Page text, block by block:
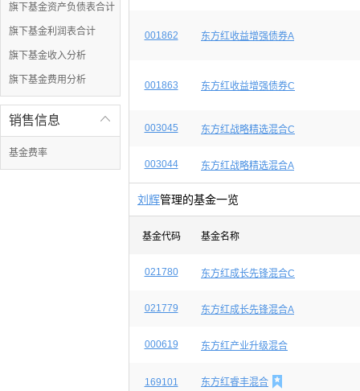
旗下基金资产负债表合计
旗下基金利润表合计
旗下基金收入分析
旗下基金费用分析

销售信息
基金费率
001862 东方红收益增强债券A
001863 东方红收益增强债券C
003045 东方红战略精选混合C
003044 东方红战略精选混合A
刘辉管理的基金一览
基金代码 基金名称
021780 东方红成长先锋混合C
021779 东方红成长先锋混合A
000619 东方红产业升级混合
169101 东方红睿丰混合 